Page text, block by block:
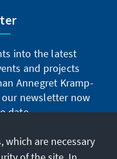
into the latest
and projects
Annegret Kramp-
our newsletter now
date.
which are necessary